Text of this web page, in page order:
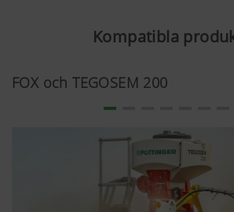
Analys och statistik
Vi vill hela tiden bli bättre på
och få en bättre prestanda på vår
kakor). De mäter och analyserar
innehåll på vår webbplats som
ofta det aktiveras.
Kakans syfte
Kompatibla
FOX och TEGOSEM 200